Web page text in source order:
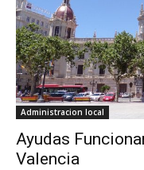
Administracion local
Ayudas
Valencia